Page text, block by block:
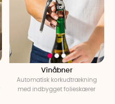
Vinåbner
Automatisk korkudtrækning
med indbygget folieskærer